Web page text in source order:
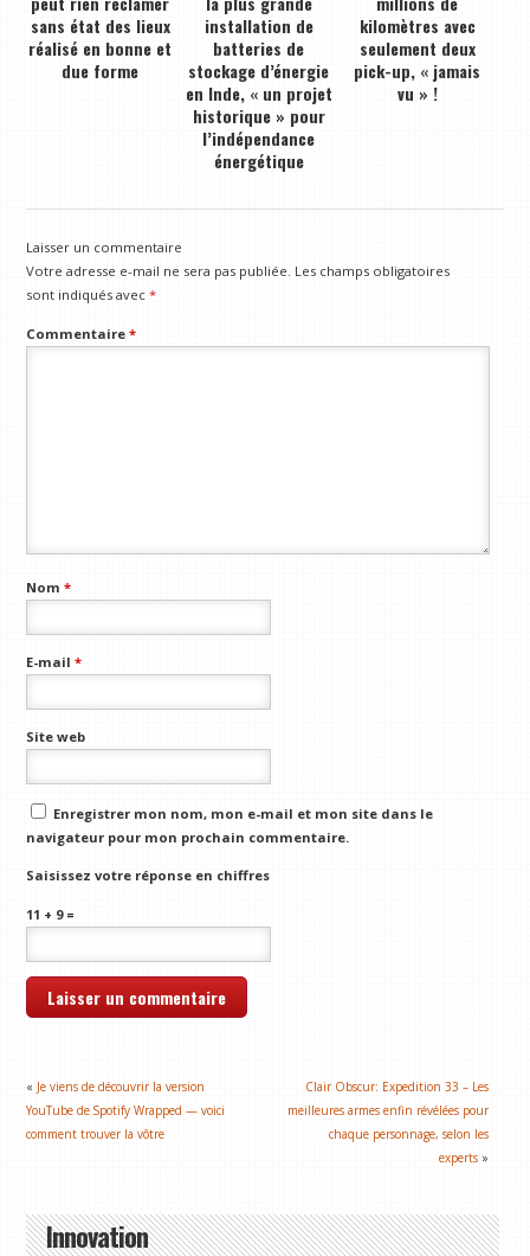
sans état des lieux
réalisé en bonne et
due forme
installation de
batteries de
stockage d’énergie
en Inde, « un projet
historique » pour
l’indépendance
énergétique
kilomètres avec
seulement deux
pick-up, « jamais
vu » !
Laisser un commentaire
Votre adresse e-mail ne sera pas publiée. Les champs obligatoires
sont indiqués avec*
Commentaire*
Nom*
E-mail*
Site web
Enregistrer mon nom, mon e-mail et mon site dans le
navigateur pour mon prochain commentaire.
Saisissez votre réponse en chiffres
11 + 9 =
« Je viens de découvrir la version
YouTube de Spotify Wrapped — voici
comment trouver la vôtre
Clair Obscur: Expedition 33 – Les
meilleures armes enfin révélées pour
chaque personnage, selon les
experts »
Innovation